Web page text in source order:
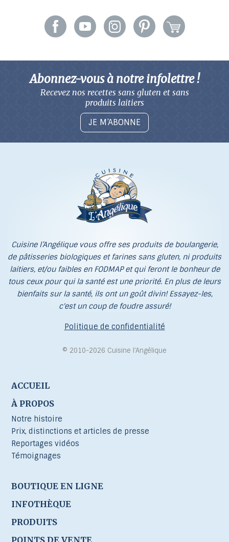
Abonnez-vous à notre infolettre !
Recevez nos recettes sans gluten et sans
produits laitiers
JE M’ABONNE
Cuisine l’Angélique vous offre ses produits de boulangerie,
de pâtisseries biologiques et farines sans gluten, ni produits
laitiers, et/ou faibles en FODMAP et qui feront le bonheur de
tous ceux pour qui la santé est une priorité. En plus de leurs
bienfaits sur la santé, ils ont un goût divin! Essayez-les,
c'est un coup de foudre assuré!
Politique de confidentialité
© 2010-2026 Cuisine l’Angélique
ACCUEIL
À PROPOS
Notre histoire
Prix, distinctions et articles de presse
Reportages vidéos
Témoignages
BOUTIQUE EN LIGNE
INFOTHÈQUE
PRODUITS
POINTS DE VENTE